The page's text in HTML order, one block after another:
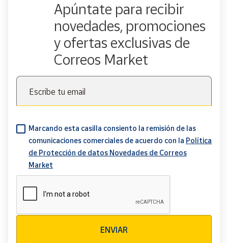
Apúntate para recibir
novedades, promociones
y ofertas exclusivas de
Correos Market
Escribe tu email
Marcando esta casilla consiento la remisión de las
comunicaciones comerciales de acuerdo con la Política
de Protección de datos Novedades de Correos
Market
ENVIAR